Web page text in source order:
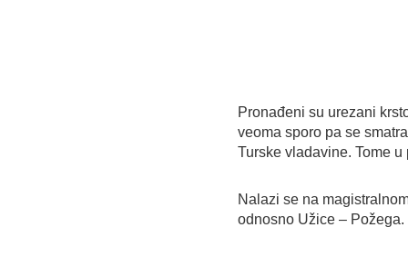
Pronađeni su urezani
veoma sporo pa se
Turske vladavine. Tome
Nalazi se na
odnosno Užice – Požega.